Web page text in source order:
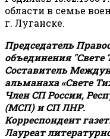
области в семье
г. Луганске.
Председатель
объединения "Свете
Составитель
альманаха «Свете
Член СП России,
(МСП) и СП ЛНР.
Корреспондент
Лауреат